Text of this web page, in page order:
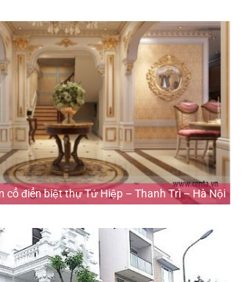
cổ điển biệt thự Tứ Hiệp – Thanh Trì – Hà Nội